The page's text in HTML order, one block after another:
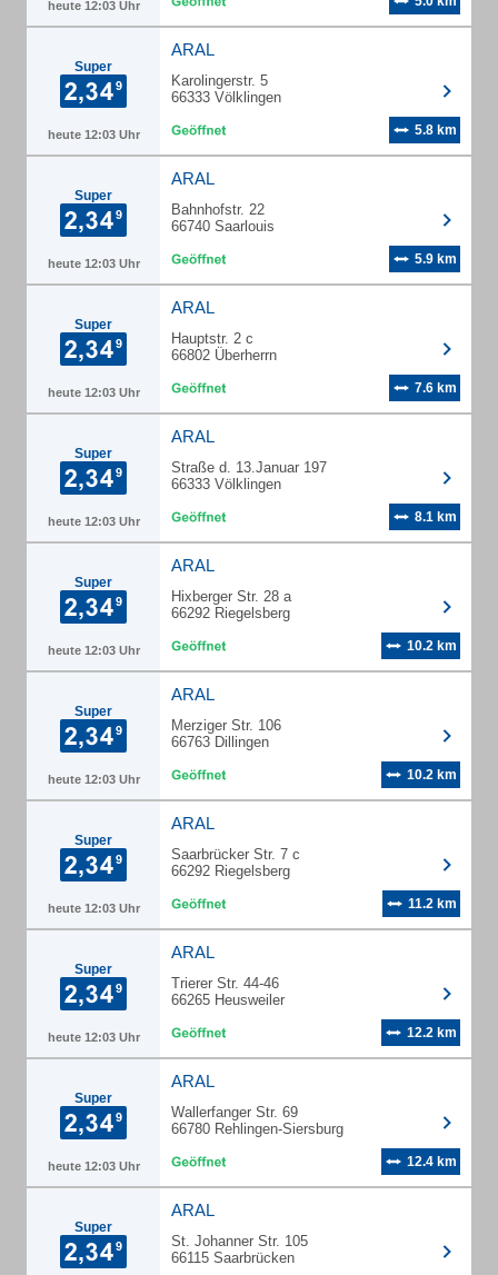
heute 12:03 Uhr
Super
heute 12:03 Uhr
ARAL
Karolingerstr. 5
66333 Völklingen
5.8 km
Super
heute 12:03 Uhr
ARAL
Bahnhofstr. 22
66740 Saarlouis
5.9 km
Super
heute 12:03 Uhr
ARAL
Hauptstr. 2 c
66802 Überherrn
7.6 km
Super
heute 12:03 Uhr
ARAL
Straße d. 13.Januar 197
66333 Völklingen
8.1 km
Super
heute 12:03 Uhr
ARAL
Hixberger Str. 28 a
66292 Riegelsberg
10.2 km
Super
heute 12:03 Uhr
ARAL
Merziger Str. 106
66763 Dillingen
10.2 km
Super
heute 12:03 Uhr
ARAL
Saarbrücker Str. 7 c
66292 Riegelsberg
11.2 km
Super
heute 12:03 Uhr
ARAL
Trierer Str. 44-46
66265 Heusweiler
12.2 km
Super
heute 12:03 Uhr
ARAL
Wallerfanger Str. 69
66780 Rehlingen-Siersburg
12.4 km
Super
ARAL
St. Johanner Str. 105
66115 Saarbrücken